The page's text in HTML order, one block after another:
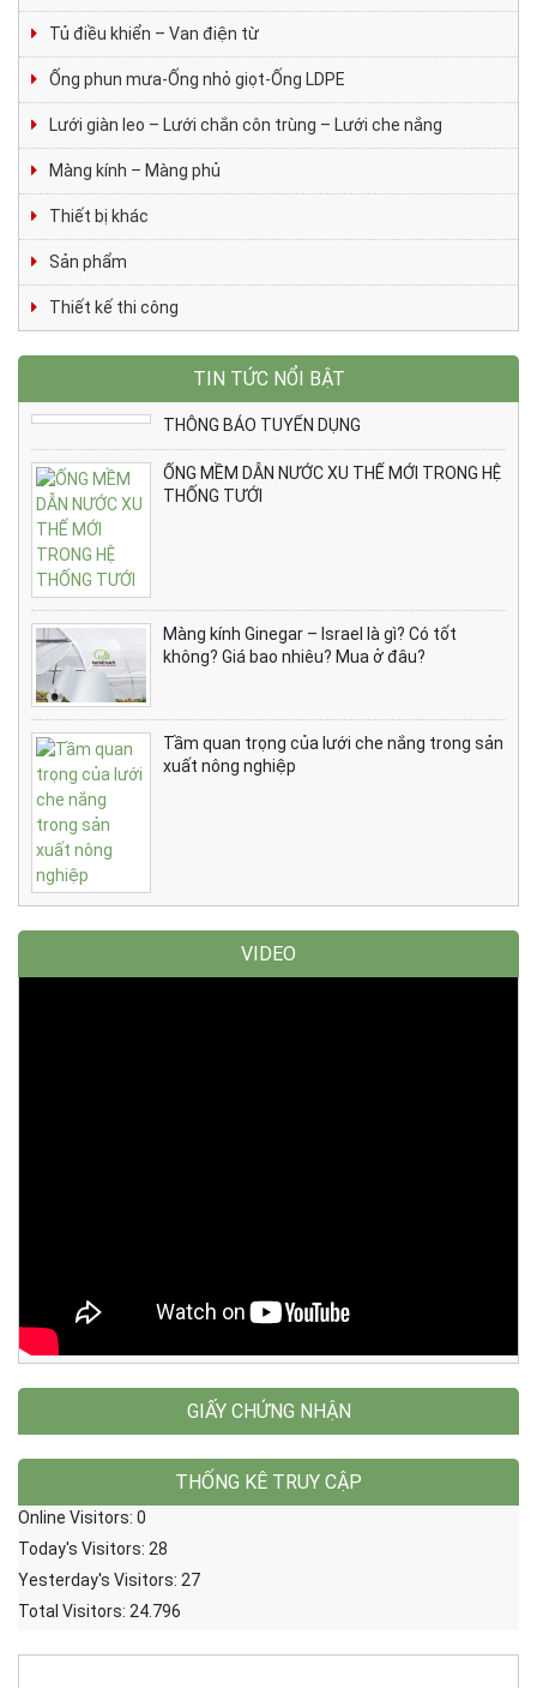
Tủ điều khiển – Van điện từ
Ống phun mưa-Ống nhỏ giọt-Ống LDPE
Lưới giàn leo – Lưới chắn côn trùng – Lưới che nắng
Màng kính – Màng phủ
Thiết bị khác
Sản phẩm
Thiết kế thi công
TIN TỨC NỔI BẬT
THÔNG BÁO TUYỂN DỤNG
ỐNG MỀM DẪN NƯỚC XU THẾ MỚI TRONG HỆ
THỐNG TƯỚI
Màng kính Ginegar – Israel là gì? Có tốt
không? Giá bao nhiêu? Mua ở đâu?
Tầm quan trọng của lưới che nắng trong sản
xuất nông nghiệp
VIDEO
GIẤY CHỨNG NHẬN
THỐNG KÊ TRUY CẬP
Online Visitors: 0
Today's Visitors: 28
Yesterday's Visitors: 27
Total Visitors: 24.796